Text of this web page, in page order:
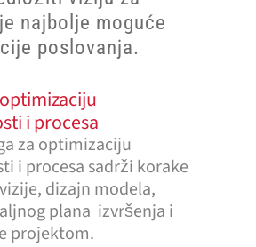
najbolje moguće
poslovanja.
i procesa
za optimizaciju
i procesa sadrži korake
dizajn modela,
plana izvršenja i
projektom.